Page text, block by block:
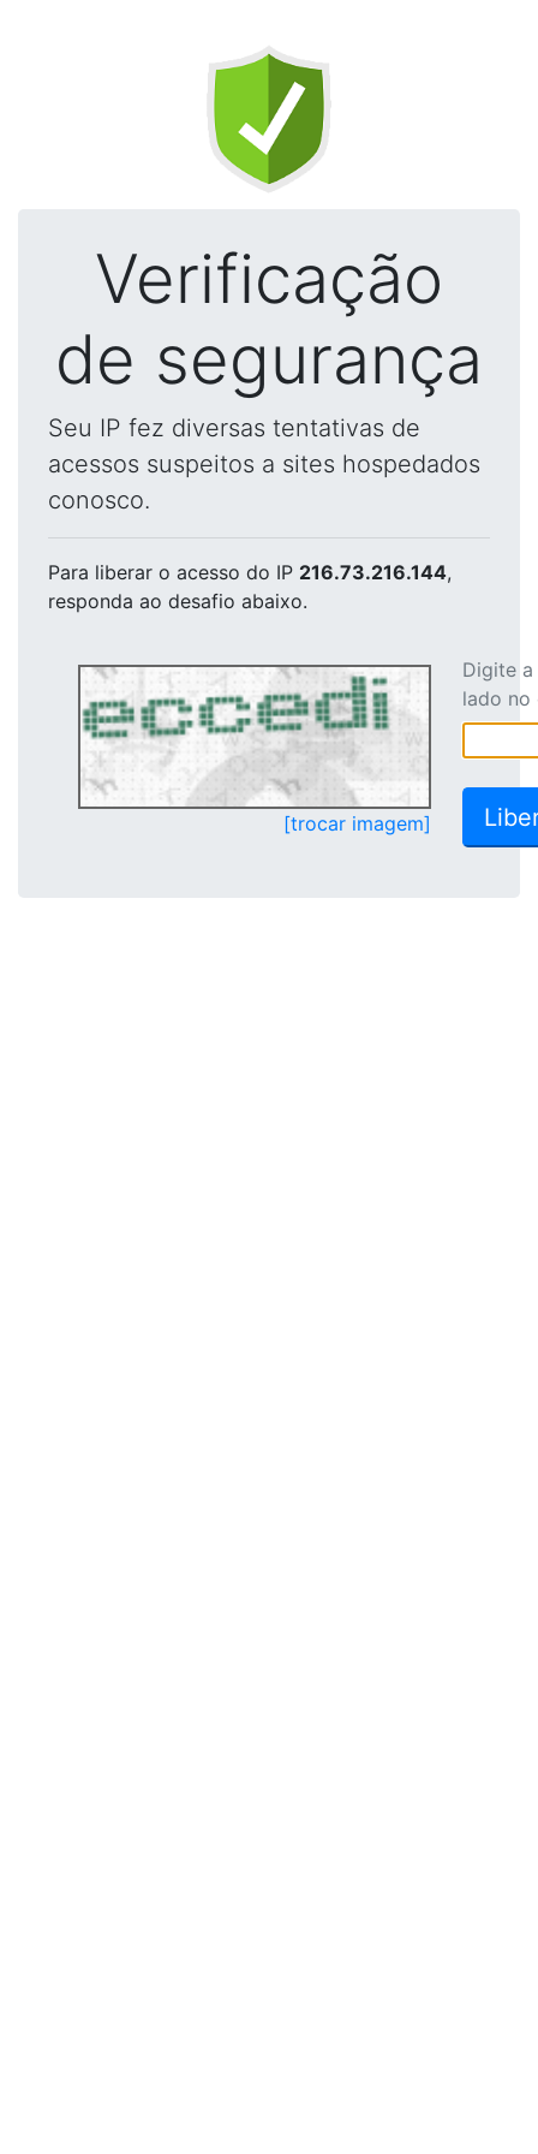
Verificação
de segurança
Seu IP fez diversas tentativas de
acessos suspeitos a sites hospedados
conosco.
Para liberar o acesso do IP 216.73.216.144,
responda ao desafio abaixo.
[trocar imagem]
Digite
lado no